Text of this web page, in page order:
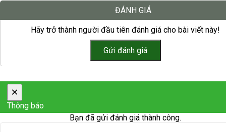
ĐÁNH GIÁ
Hãy trở thành người đầu tiên đánh giá cho bài viết này!
×
Thông báo
Bạn đã gửi đánh giá thành công.